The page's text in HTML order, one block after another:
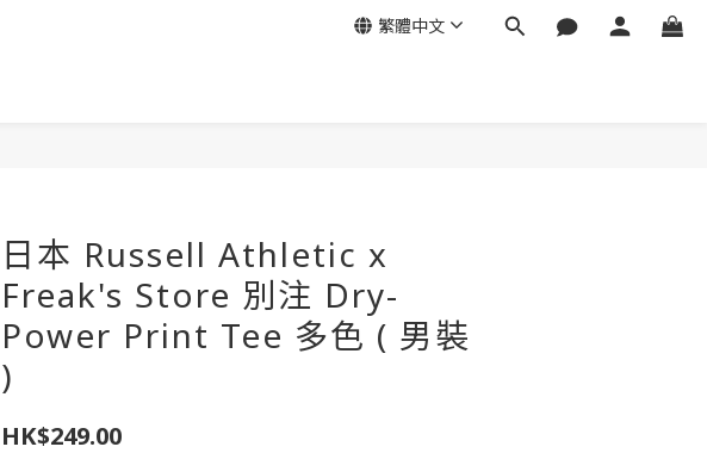
繁體中文
日本 Russell Athletic x
Freak's Store 別注 Dry-
Power Print Tee 多色 ( 男裝
)
HK$249.00